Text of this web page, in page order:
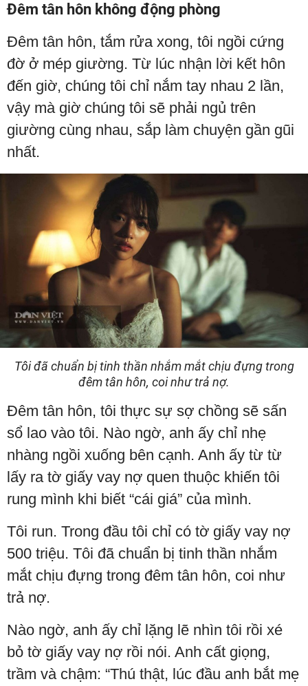
Đêm tân hôn không động phòng
Đêm tân hôn, tắm rửa xong, tôi ngồi cứng
đờ ở mép giường. Từ lúc nhận lời kết hôn
đến giờ, chúng tôi chỉ nắm tay nhau 2 lần,
vậy mà giờ chúng tôi sẽ phải ngủ trên
giường cùng nhau, sắp làm chuyện gần gũi
nhất.
Tôi đã chuẩn bị tinh thần nhắm mắt chịu đựng trong
đêm tân hôn, coi như trả nợ.
Đêm tân hôn, tôi thực sự sợ chồng sẽ sấn
sổ lao vào tôi. Nào ngờ, anh ấy chỉ nhẹ
nhàng ngồi xuống bên cạnh. Anh ấy từ từ
lấy ra tờ giấy vay nợ quen thuộc khiến tôi
rung mình khi biết “cái giá” của mình.
Tôi run. Trong đầu tôi chỉ có tờ giấy vay nợ
500 triệu. Tôi đã chuẩn bị tinh thần nhắm
mắt chịu đựng trong đêm tân hôn, coi như
trả nợ.
Nào ngờ, anh ấy chỉ lặng lẽ nhìn tôi rồi xé
bỏ tờ giấy vay nợ rồi nói. Anh cất giọng,
trầm và chậm: “Thú thật, lúc đầu anh bắt mẹ